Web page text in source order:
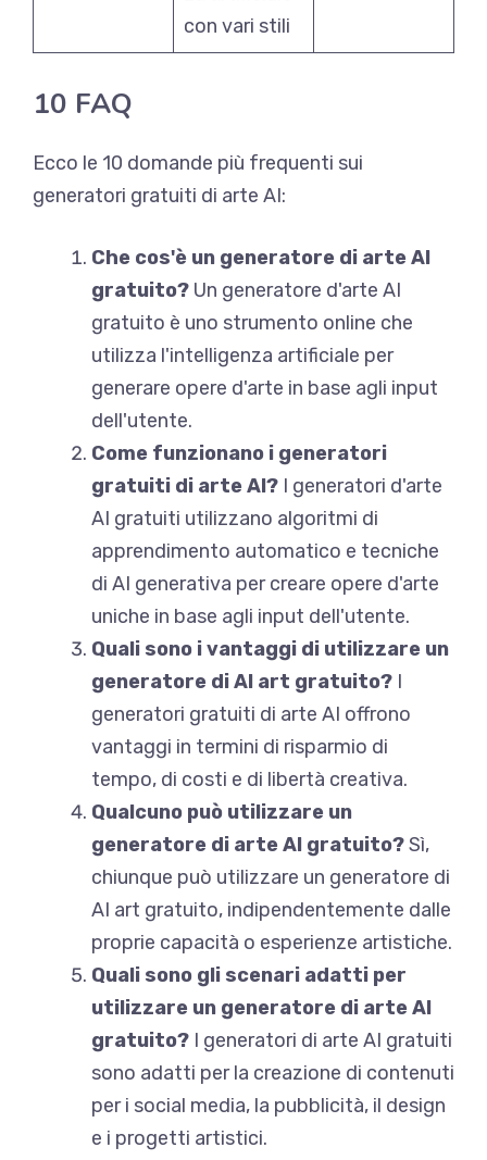
con vari stili
10 FAQ
Ecco le 10 domande più frequenti sui
generatori gratuiti di arte AI:
Che cos'è un generatore di arte AI
gratuito? Un generatore d'arte AI
gratuito è uno strumento online che
utilizza l'intelligenza artificiale per
generare opere d'arte in base agli input
dell'utente.
Come funzionano i generatori
gratuiti di arte AI? I generatori d'arte
AI gratuiti utilizzano algoritmi di
apprendimento automatico e tecniche
di AI generativa per creare opere d'arte
uniche in base agli input dell'utente.
Quali sono i vantaggi di utilizzare un
generatore di AI art gratuito? I
generatori gratuiti di arte AI offrono
vantaggi in termini di risparmio di
tempo, di costi e di libertà creativa.
Qualcuno può utilizzare un
generatore di arte AI gratuito?Sì,
chiunque può utilizzare un generatore di
AI art gratuito, indipendentemente dalle
proprie capacità o esperienze artistiche.
Quali sono gli scenari adatti per
utilizzare un generatore di arte AI
gratuito? I generatori di arte AI gratuiti
sono adatti per la creazione di contenuti
per i social media, la pubblicità, il design
e i progetti artistici.